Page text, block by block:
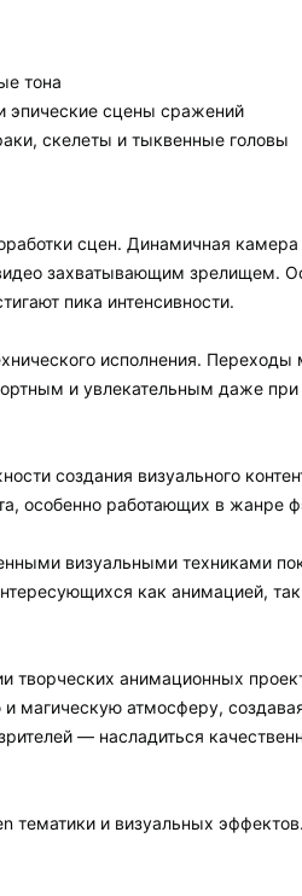
тона
эпические сцены сражений
скелеты и тыквенные головы
сцен. Динамичная
захватывающим зрелищем.
пика интенсивности.
исполнения.
и увлекательным даже
создания визуального
особенно работающих в жанре
визуальными техниками
как анимацией,
творческих анимационных
магическую атмосферу,
— насладиться
и визуальных